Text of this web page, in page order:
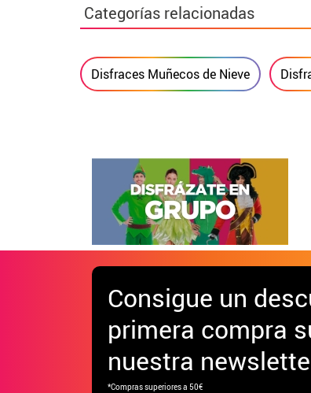
Categorías relacionadas
Disfraces Muñecos de Nieve
Consigue un
primera compra
nuestra
*Compras superiores a 50€